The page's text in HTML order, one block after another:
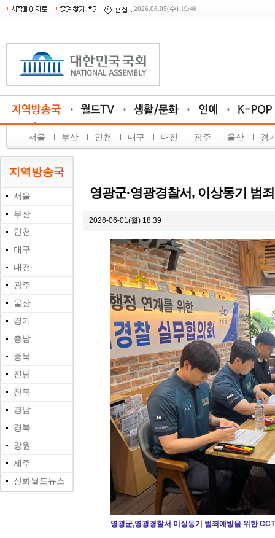
2026.08.05(수) 19:46
서울 부산 인천 대구 대전 광주 울산 경
지역방송국
서울
부산
인천
대구
대전
광주
울산
경기
충남
충북
전남
전북
경남
경북
강원
제주
신화월드뉴스
영광군·영광경찰서, 이상동기 범
2026-06-01(월) 18:39
영광군,영광경찰서 이상동기 범죄예방을 위한